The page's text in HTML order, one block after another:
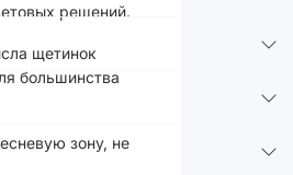
решений.
щетинок
большинства
зону, не